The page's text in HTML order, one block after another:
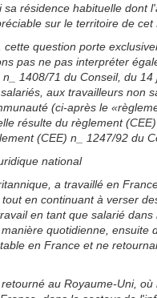
résidence habituelle dont
sur le territoire de cet
question porte
pas ne pas interpréter
1408/71 du Conseil, du
aux travailleurs non
(ci-après le
résulte du règlement
(CEE) n_ 1247/92 du
national
a travaillé en
en continuant à verser
en tant que salarié
quotidienne, ensuite
en France et ne
au Royaume-Uni,